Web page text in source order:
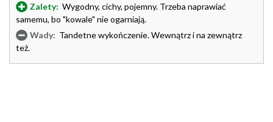
Zalety: Wygodny, cichy, pojemny. Trzeba naprawiać
samemu, bo "kowale" nie ogarniają.
Wady: Tandetne wykończenie. Wewnątrz i na zewnątrz
też.